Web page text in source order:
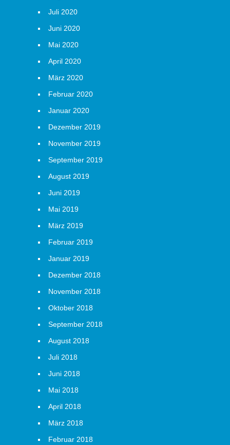
Juli 2020
Juni 2020
Mai 2020
April 2020
März 2020
Februar 2020
Januar 2020
Dezember 2019
November 2019
September 2019
August 2019
Juni 2019
Mai 2019
März 2019
Februar 2019
Januar 2019
Dezember 2018
November 2018
Oktober 2018
September 2018
August 2018
Juli 2018
Juni 2018
Mai 2018
April 2018
März 2018
Februar 2018